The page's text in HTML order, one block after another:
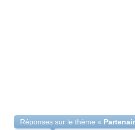
Réponses sur le thème «